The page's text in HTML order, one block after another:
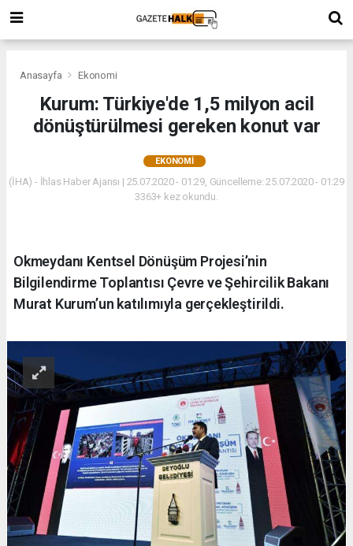
Anasayfa Ekonomi
Kurum: Türkiye'de 1,5 milyon acil
dönüştürülmesi gereken konut var
EKONOMI
(İHA) - İhlas Haber Ajansı | 25.07.2020 - 01:29, Güncelleme: 25.07.2020 - 01:29
3363+ kez okundu.
Okmeydanı Kentsel Dönüşüm Projesi’nin
Bilgilendirme Toplantısı Çevre ve Şehircilik Bakanı
Murat Kurum’un katılımıyla gerçekleştirildi.